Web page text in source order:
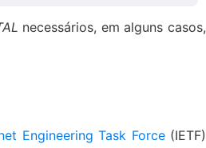
necessários, em alguns casos,
Engineering Task Force(IETF)